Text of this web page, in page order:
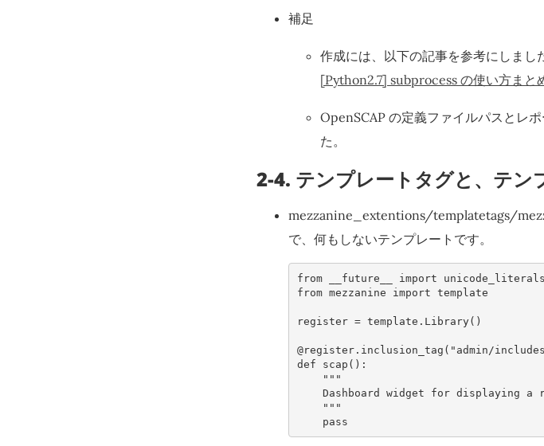
補足
作成には、以下の記事を参考にしまし
[Python2.7] subprocess の使い方まと
OpenSCAP の定義ファイルパスとレ
た。
2-4. テンプレートタグと、テン
mezzanine_extentions/templatetags/
で、何もしないテンプレートです。
from __future__ import
unicode_literals
from mezzanine import template
register = template . Library()
@register. inclusion_tag ( "admin/
def
scap ():
"""
Dashboard widget for displaying a
    """
pass